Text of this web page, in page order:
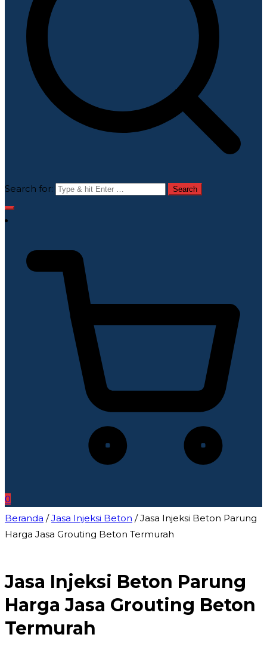
Search for:
0
Beranda /Jasa Injeksi Beton / Jasa Injeksi Beton Parung
Harga Jasa Grouting Beton Termurah
Jasa Injeksi Beton Parung
Harga Jasa Grouting Beton
Termurah